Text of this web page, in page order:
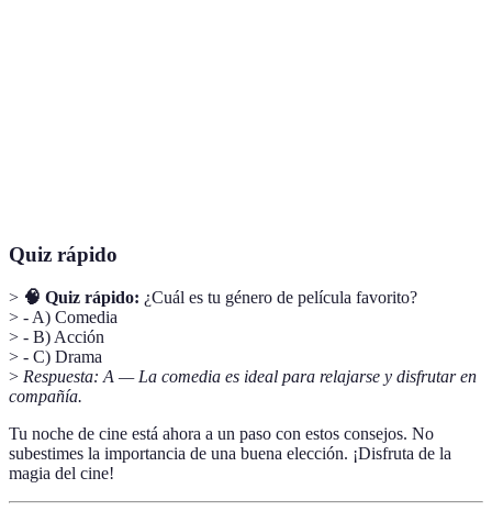
Quiz rápido
> 🧠 Quiz rápido: ¿Cuál es tu género de película favorito?
> - A) Comedia
> - B) Acción
> - C) Drama
> Respuesta: A — La comedia es ideal para relajarse y disfrutar en
compañía.
Tu noche de cine está ahora a un paso con estos consejos. No
subestimes la importancia de una buena elección. ¡Disfruta de la
magia del cine!